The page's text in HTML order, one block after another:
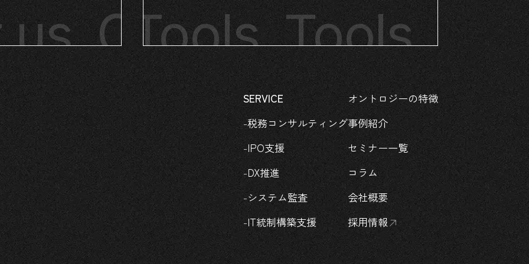
usContact us
Tools Tools
SERVICE
税務コンサルティング
IPO支援
DX推進
システム監査
IT統制構築支援
オントロジーの特徴
事例紹介
セミナー一覧
コラム
会社概要
採用情報